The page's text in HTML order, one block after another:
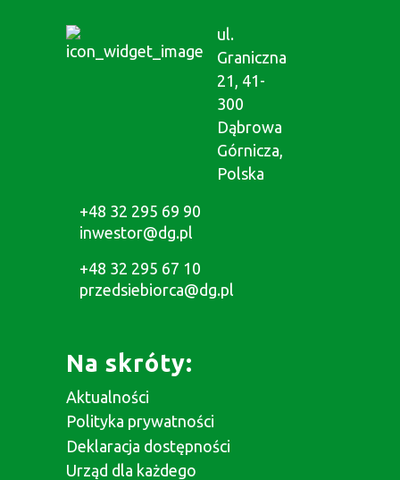
ul.
Graniczna
21, 41-
300
Dąbrowa
Górnicza,
Polska
+48 32 295 69 90
inwestor@dg.pl
+48 32 295 67 10
przedsiebiorca@dg.pl
Na skróty:
Aktualności
Polityka prywatności
Deklaracja dostępności
Urząd dla każdego